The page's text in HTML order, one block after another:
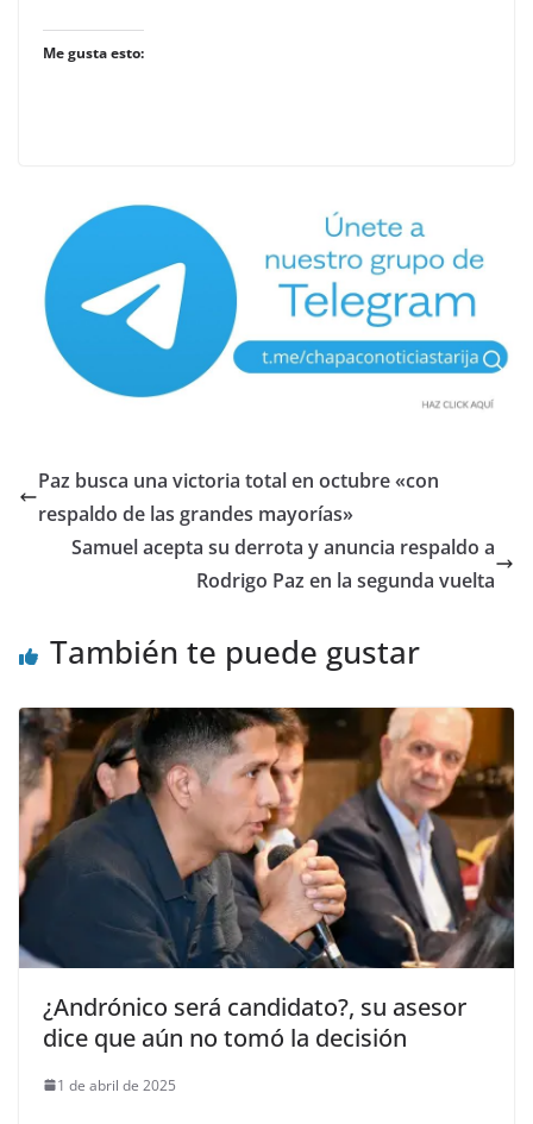
Me gusta esto:
Paz busca una victoria total en octubre «con
respaldo de las grandes mayorías»
Samuel acepta su derrota y anuncia respaldo a
Rodrigo Paz en la segunda vuelta
También te puede gustar
¿Andrónico será candidato?, su asesor
dice que aún no tomó la decisión
1 de abril de 2025